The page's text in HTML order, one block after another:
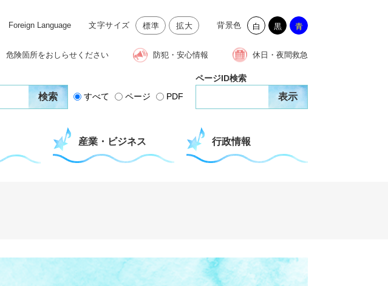
Foreign Language 文字サイズ 標準 拡大 背景色 白 黒 青
危険箇所をおしらせください 防犯・安心情報 休日・夜間救急
すべて ページ PDF
ページID検索
産業・ビジネス 行政情報